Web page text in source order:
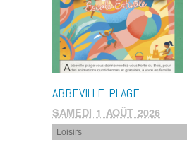
ABBEVILLE PLAGE
SAMEDI 1 AOÛT 2026
Loisirs